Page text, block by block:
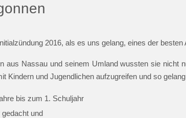
2016, als es uns gelang, eines der
aus Nassau und seinem Umland wussten sie nicht
Kindern und Jugendlichen aufzugreifen und so
bis zum 1. Schuljahr
und